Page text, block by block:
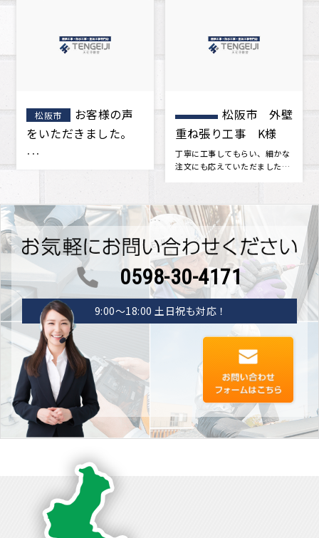
松阪市 外壁
重ね張り工事 K様
丁寧に工事してもらい、細かな
松阪市
松阪市 屋
根工事 葺き替え工
事 A様邸
今回築年数が15年をすぎ、一度
点検をした方がいいかもしれな
0598-30-4171
9:00〜18:00 土日祝も対応！